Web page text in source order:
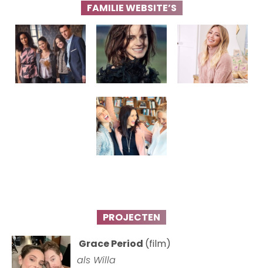
FAMILIE WEBSITE’S
PROJECTEN
Grace Period (film)
als Willa